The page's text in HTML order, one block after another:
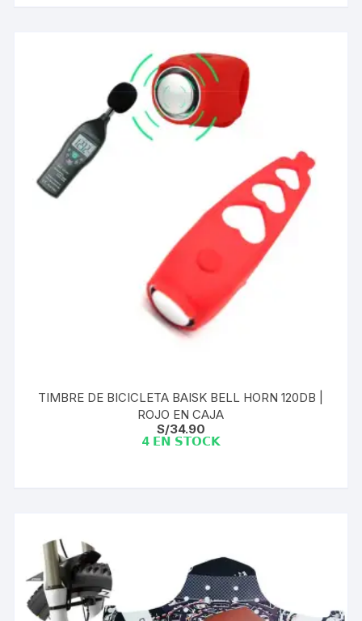
TIMBRE DE BICICLETA BAISK BELL HORN 120DB |
ROJO EN CAJA
S/34.90
4 𝗘𝗡 𝗦𝗧𝗢𝗖𝗞